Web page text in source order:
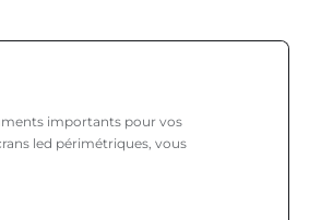
importants pour vos
led périmétriques, vous